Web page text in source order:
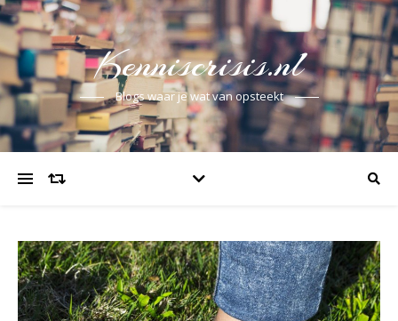
Kenniscrisis.nl
Blogs waar je wat van opsteekt